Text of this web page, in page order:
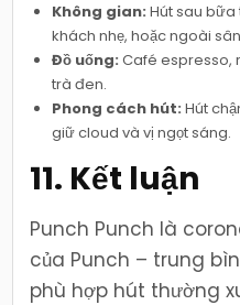
Không gian: Hút sau
khách nhẹ, hoặc ngoài
Đồ uống: Café espresso,
trà đen.
Phong cách hút: Hút
giữ cloud và vị ngọt sáng.
11. Kết luận
Punch Punch là
của Punch – trung
phù hợp hút thường